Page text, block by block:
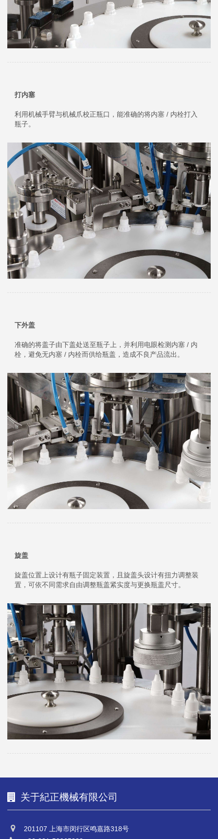
打内塞
利用机械手臂与机械爪校正瓶口，能准确的将内塞 / 内栓打入
瓶子。
下外盖
准确的将盖子由下盖处送至瓶子上，并利用电眼检测内塞 / 内
栓，避免无内塞 / 内栓而供给瓶盖，造成不良产品流出。
旋盖
旋盖位置上设计有瓶子固定装置，且旋盖头设计有扭力调整装
置，可依不同需求自由调整瓶盖紧实度与更换瓶盖尺寸。
关于紀正機械有限公司
201107 上海市闵行区鸣嘉路318号